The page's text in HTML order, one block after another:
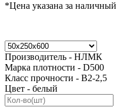
*Цена указана за
Производитель - НЛМК
Марка плотности - D500
Класс прочности - В2-2,5
Цвет - белый